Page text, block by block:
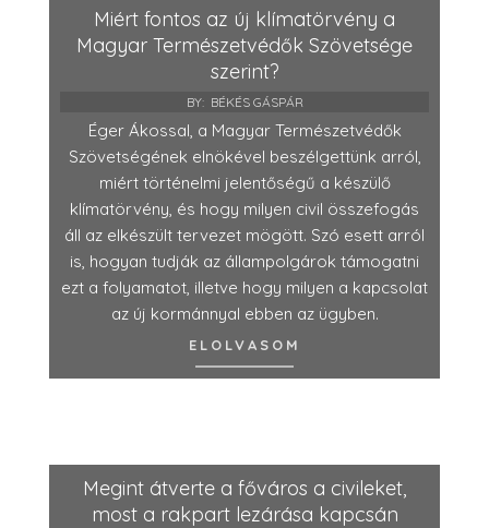
Miért fontos az új klímatörvény a
Magyar Természetvédők Szövetsége
szerint?
BY: BÉKÉS GÁSPÁR
Éger Ákossal, a Magyar Természetvédők
Szövetségének elnökével beszélgettünk arról,
miért történelmi jelentőségű a készülő
klímatörvény, és hogy milyen civil összefogás
áll az elkészült tervezet mögött. Szó esett arról
is, hogyan tudják az állampolgárok támogatni
ezt a folyamatot, illetve hogy milyen a kapcsolat
az új kormánnyal ebben az ügyben.
ELOLVASOM
Megint átverte a főváros a civileket,
most a rakpart lezárása kapcsán